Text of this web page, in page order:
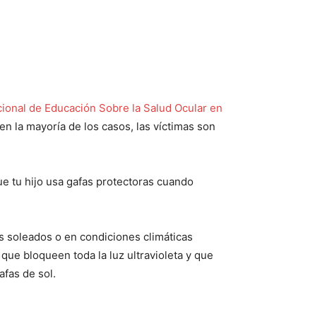
de Educación Sobre la Salud Ocular en
la mayoría de los casos, las víctimas son
tu hijo usa gafas protectoras cuando
soleados o en condiciones climáticas
bloqueen toda la luz ultravioleta y que
de sol.